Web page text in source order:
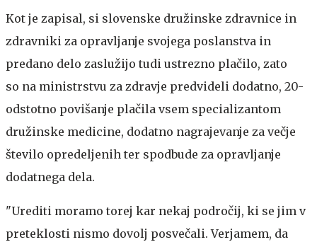
Kot je zapisal, si slovenske družinske zdravnice in
zdravniki za opravljanje svojega poslanstva in
predano delo zaslužijo tudi ustrezno plačilo, zato
so na ministrstvu za zdravje predvideli dodatno, 20-
odstotno povišanje plačila vsem specializantom
družinske medicine, dodatno nagrajevanje za večje
število opredeljenih ter spodbude za opravljanje
dodatnega dela.
"Urediti moramo torej kar nekaj področij, ki se jim v
preteklosti nismo dovolj posvečali. Verjamem, da